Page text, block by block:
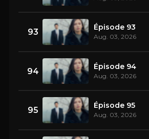
93 Épisode 93
Aug. 03, 2026
94 Épisode 94
Aug. 03, 2026
95 Épisode 95
Aug. 03, 2026